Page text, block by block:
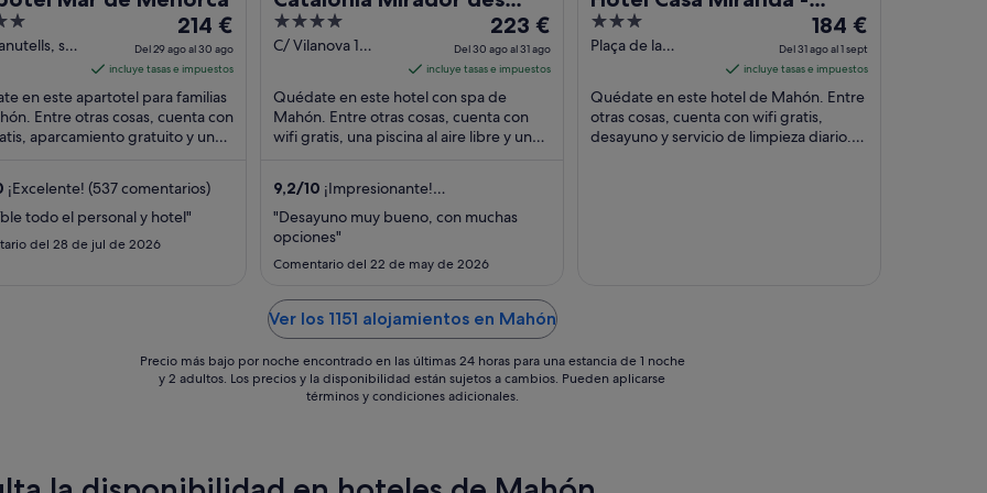
s/n
El
precio
es
de
214 €
por
del
29
214 €
Del 29 ago al 30 ago
incluye tasas e impuestos
en este apartotel para familias
Entre otras cosas, cuenta con
aparcamiento gratuito y una
¡Excelente! (537 comentarios)
todo el personal y hotel"
del 28 de jul de 2026
Port
4
out
5
C/ Vilanova 1
El
precio
es
de
223 €
por
30
ago
223 €
Del 30 ago al 31 ago
incluye tasas e impuestos
Quédate en este hotel con spa de
Mahón. Entre otras cosas, cuenta con
wifi gratis, una piscina al aire libre y un
9,2/10 ¡Impresionante!
(184 comentarios)
"Desayuno muy bueno, con muchas
opciones"
Comentario del 22 de may de 2026
Adults Only
3
out
5
Plaça de la
El
precio
es
de
184 €
por
184 €
Del 31 ago al 1 sept
incluye tasas e impuestos
Quédate en este hotel de Mahón. Entre
otras cosas, cuenta con wifi gratis,
desayuno y servicio de limpieza diario.
Ver los 1151 alojamientos en Mahón
Precio más bajo por noche encontrado en las últimas 24 horas para una estancia de 1 noche
y 2 adultos. Los precios y la disponibilidad están sujetos a cambios. Pueden aplicarse
términos y condiciones adicionales.